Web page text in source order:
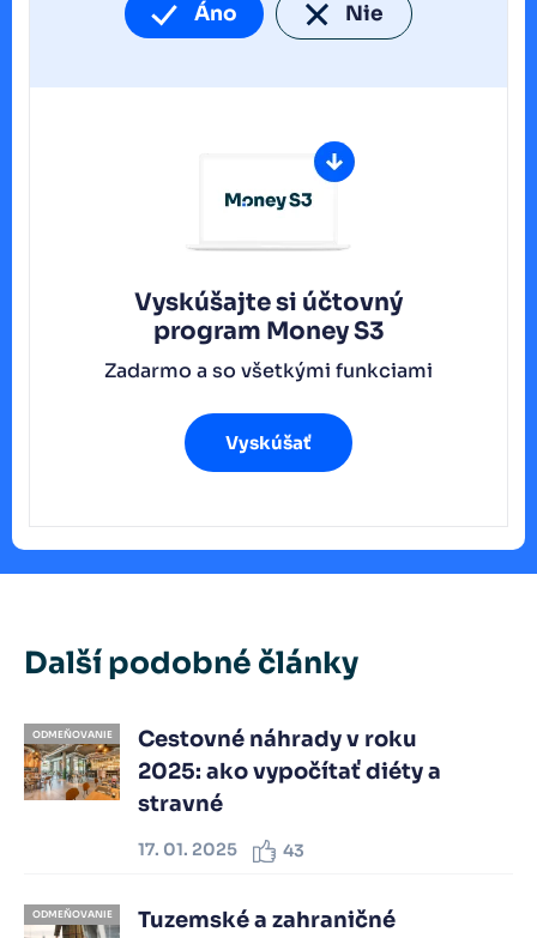
Áno Nie
Vyskúšajte si účtovný
program Money S3
Zadarmo a so všetkými funkciami
Vyskúšať
Další podobné články
ODMEŇOVANIE
Cestovné náhrady v roku
2025: ako vypočítať diéty a
stravné
17. 01. 2025 43
ODMEŇOVANIE
Tuzemské a zahraničné